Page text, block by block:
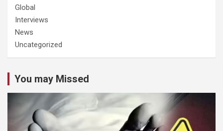
Global
Interviews
News
Uncategorized
You may Missed